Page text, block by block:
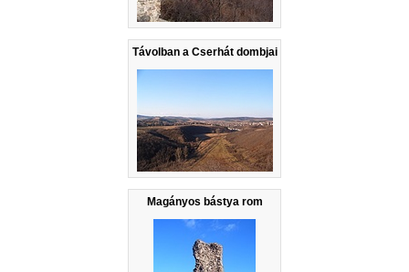
Távolban a Cserhát dombjai
Magányos bástya rom